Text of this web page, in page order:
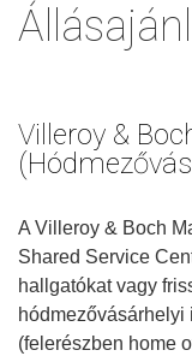
Villeroy &
A Villeroy & Boch
Shared Service
hallgatókat vagy
(felerészben home